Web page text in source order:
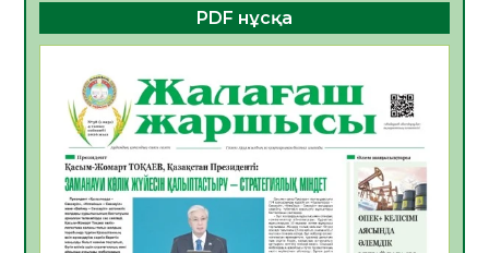
ҚЫЗЫЛОРДАДА «САНАЛЫ ҰРПАҚ –
ЖАРҚЫН БОЛАШАҚ» АТТЫ КЕҢЕЙТІЛГЕН
05.08.2026
Қазақстан Орталық Азиядағы көшуге ең
қолайлы ел атанды
05.08.2026
29
Өрт қауіпсіздігі талаптарын сақтау – әр
азаматтың міндеті
PDF нұсқа